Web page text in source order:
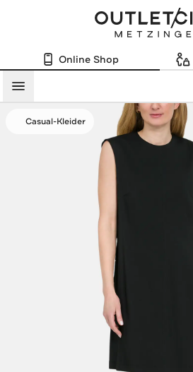
Online Shop
Menü
Casual-Kleider